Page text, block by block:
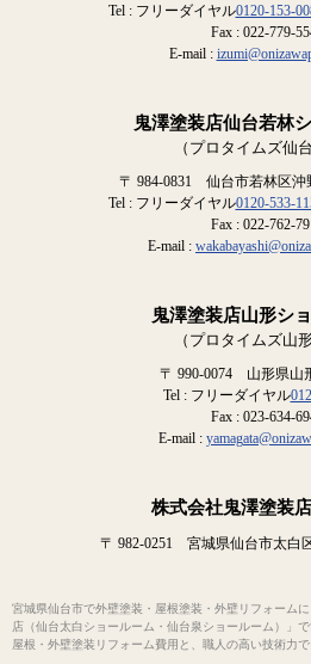
Tel : フリーダイヤル0120-153-
Fax : 022-779-
E-mail :
鬼澤塗装店仙台若林
（プロタイムズ仙
〒 984-0831 仙台市若林区沖
Tel : フリーダイヤル0120-533-
Fax : 022-762-
E-mail :
鬼澤塗装店山形シ
（プロタイムズ山
〒 990-0074 山形県山
Tel : フリーダイヤル
Fax : 023-634-
E-mail :
株式会社鬼澤塗装
〒 982-0251 宮城県仙台市太白
宮城県仙台市で外壁塗装・屋根塗装・外壁リフォーム
店（仙台太白ショールーム・仙台泉ショールーム）」
屋根・外壁塗装リフォーム費用と、職人の高い技術力